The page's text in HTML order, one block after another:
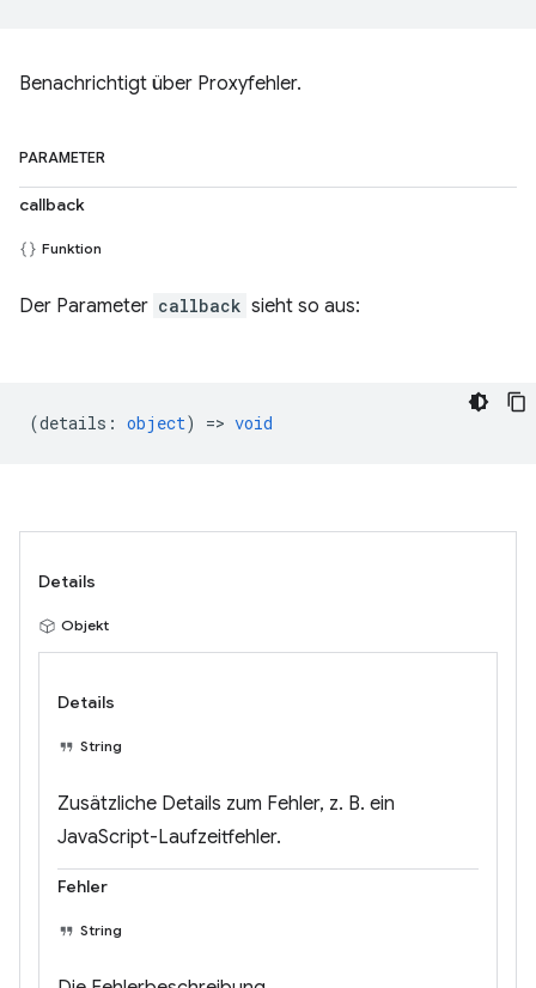
Benachrichtigt über Proxyfehler.
PARAMETER
callback
Funktion
Der Parameter callback sieht so aus:
(details : object) => void
Details
Objekt
Details
String
Zusätzliche Details zum Fehler, z. B. ein
JavaScript-Laufzeitfehler.
Fehler
String